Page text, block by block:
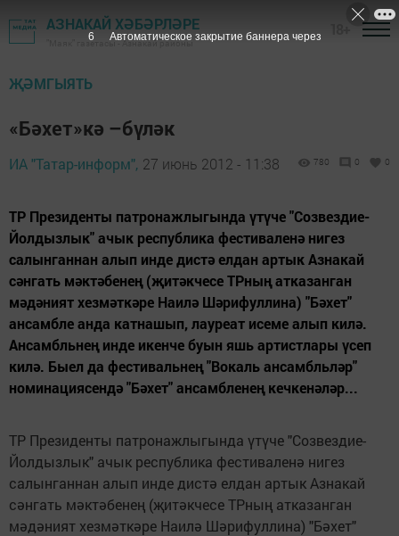
АЗНАКАЙ ХӘБӘРЛӘРЕ
"Маяк" газетасы - Азнакай районы
ҖӘМГЫЯТЬ
«Бәхет»кә –бүләк
ИА "Татар-информ", 27 июнь 2012 - 11:38 780 0 0
ТР Президенты патронажлыгында үтүче "Созвездие-
Йолдызлык" ачык республика фестиваленә нигез
салынганнан алып инде дистә елдан артык Азнакай
сәнгать мәктәбенең (җитәкчесе ТРның атказанган
мәдәният хезмәткәре Наилә Шәрифуллина) "Бәхет"
ансамбле анда катнашып, лауреат исеме алып килә.
Ансамбльнең инде икенче буын яшь артистлары үсеп
килә. Быел да фестивальнең "Вокаль ансамбльләр"
номинациясендә "Бәхет" ансамбленең кечкенәләр...
ТР Президенты патронажлыгында үтүче "Созвездие-
Йолдызлык" ачык республика фестиваленә нигез
салынганнан алып инде дистә елдан артык Азнакай
сәнгать мәктәбенең (җитәкчесе ТРның атказанган
мәдәният хезмәткәре Наилә Шәрифуллина) "Бәхет"
5 Автоматическое закрытие баннера через